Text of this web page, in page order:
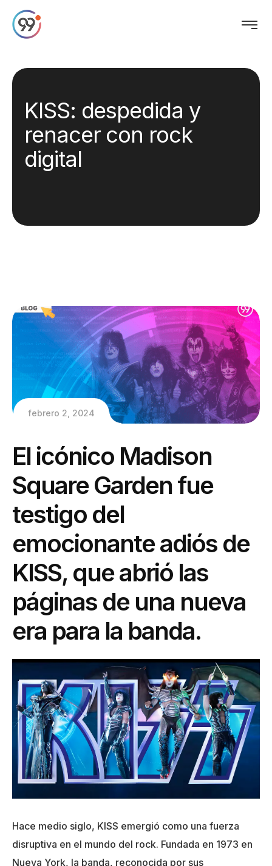
KISS: despedida y
renacer con rock
digital
febrero 2, 2024
El icónico Madison
Square Garden fue
testigo del
emocionante adiós de
KISS, que abrió las
páginas de una nueva
era para la banda.
Hace medio siglo, KISS emergió como una fuerza
disruptiva en el mundo del rock. Fundada en 1973 en
Nueva York, la banda, reconocida por sus